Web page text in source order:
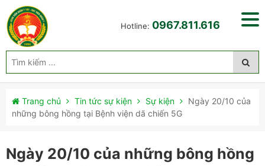
Hotline: 0967.811.616
Trang chủ Tin tức sự kiện Sự kiện
Ngày 20/10 của
những bông hồng tại Bệnh viện dã chiến 5G
Ngày 20/10 của những bông hồng